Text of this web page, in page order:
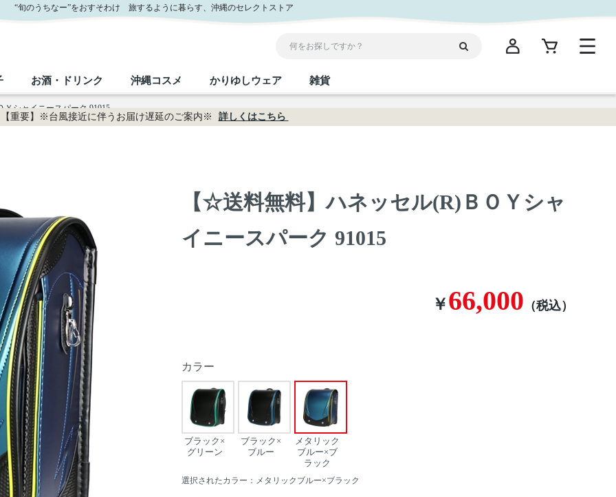
“旬のうちなー”をおすそわけ 旅するように暮らす、沖縄のセレクトストア
お肉
沖縄料理
レトルト食品 乾物／粉類
塩
しょうゆ みそ
ちんすこう 伝統菓子
おつまみ 沖縄限定商品（ご当地）
お酒・ドリンク
ビール・チューハイ
ドリンク 茶葉
沖縄コスメ
ボディケア
ヘアケア UVケア
限定品
かりゆしウェア
レディース
雑貨
伝統工芸品
【重要】※台風接近に伴うお届け遅延のご案内※ 詳しくはこちら
シャイニースパーク 91015
【☆送料無料】ハネッセル(R)ＢＯＹシャ
イニースパーク 91015
￥66,000 （税込）
カラー
ブラック×
グリーン
ブラック×
ブルー
メタリック
ブルー×ブ
ラック
選択されたカラー：メタリックブルー×ブラック